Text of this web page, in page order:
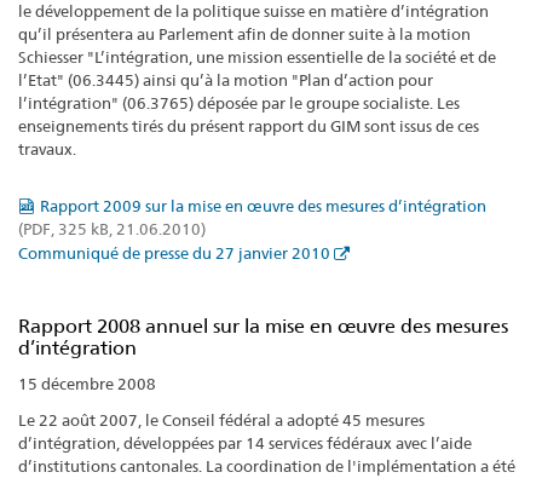
le développement de la politique suisse en matière d’intégration
qu’il présentera au Parlement afin de donner suite à la motion
Schiesser "L’intégration, une mission essentielle de la société et de
l’Etat" (06.3445) ainsi qu’à la motion "Plan d’action pour
l’intégration" (06.3765) déposée par le groupe socialiste. Les
enseignements tirés du présent rapport du GIM sont issus de ces
travaux.
Rapport 2009 sur la mise en œuvre des mesures d’intégration
(PDF, 325 kB, 21.06.2010)
Communiqué de presse du 27 janvier 2010
Rapport 2008 annuel sur la mise en œuvre des mesures
d’intégration
15 décembre 2008
Le 22 août 2007, le Conseil fédéral a adopté 45 mesures
d’intégration, développées par 14 services fédéraux avec l’aide
d’institutions cantonales. La coordination de l'implémentation a été